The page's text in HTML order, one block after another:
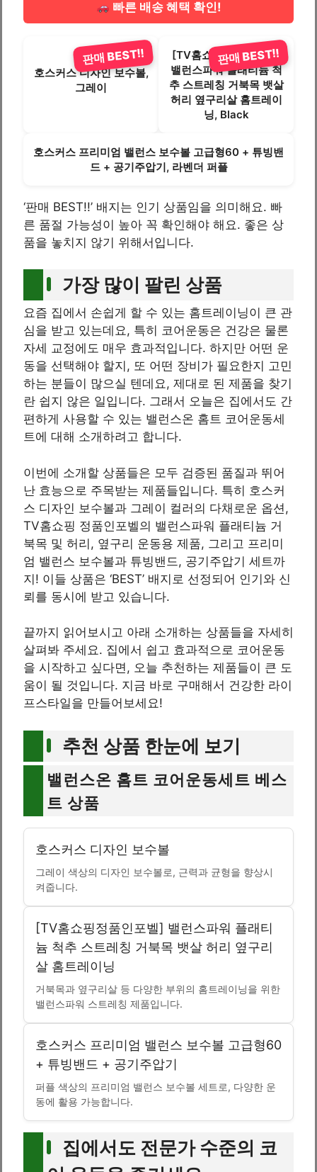
빠른 배송 혜택 확인!
호스커스 디자인 보수볼,
그레이
판매 BEST!!
[TV홈쇼핑정품인포벨]
밸런스파워 플래티늄 척
추 스트레칭 거북목 뱃살
허리 옆구리살 홈트레이
닝, Black
판매 BEST!!
호스커스 프리미엄 밸런스 보수볼 고급형60 + 튜빙밴
드 + 공기주압기, 라벤더 퍼플
‘판매 BEST!!’ 배지는 인기 상품임을 의미해요. 빠
른 품절 가능성이 높아 꼭 확인해야 해요. 좋은 상
품을 놓치지 않기 위해서입니다.
가장 많이 팔린 상품
요즘 집에서 손쉽게 할 수 있는 홈트레이닝이 큰 관
심을 받고 있는데요, 특히 코어운동은 건강은 물론
자세 교정에도 매우 효과적입니다. 하지만 어떤 운
동을 선택해야 할지, 또 어떤 장비가 필요한지 고민
하는 분들이 많으실 텐데요, 제대로 된 제품을 찾기
란 쉽지 않은 일입니다. 그래서 오늘은 집에서도 간
편하게 사용할 수 있는 밸런스온 홈트 코어운동세
트에 대해 소개하려고 합니다.
이번에 소개할 상품들은 모두 검증된 품질과 뛰어
난 효능으로 주목받는 제품들입니다. 특히 호스커
스 디자인 보수볼과 그레이 컬러의 다채로운 옵션,
TV홈쇼핑 정품인포벨의 밸런스파워 플래티늄 거
북목 및 허리, 옆구리 운동용 제품, 그리고 프리미
엄 밸런스 보수볼과 튜빙밴드, 공기주압기 세트까
지! 이들 상품은 ‘BEST’ 배지로 선정되어 인기와 신
뢰를 동시에 받고 있습니다.
끝까지 읽어보시고 아래 소개하는 상품들을 자세히
살펴봐 주세요. 집에서 쉽고 효과적으로 코어운동
을 시작하고 싶다면, 오늘 추천하는 제품들이 큰 도
움이 될 것입니다. 지금 바로 구매해서 건강한 라이
프스타일을 만들어보세요!
추천 상품 한눈에 보기
밸런스온 홈트 코어운동세트 베스
트 상품
호스커스 디자인 보수볼
그레이 색상의 디자인 보수볼로, 근력과 균형을 향상시
켜줍니다.
[TV홈쇼핑정품인포벨] 밸런스파워 플래티
늄 척추 스트레칭 거북목 뱃살 허리 옆구리
살 홈트레이닝
거북목과 옆구리살 등 다양한 부위의 홈트레이닝을 위한
밸런스파워 스트레칭 제품입니다.
호스커스 프리미엄 밸런스 보수볼 고급형60
+ 튜빙밴드 + 공기주압기
퍼플 색상의 프리미엄 밸런스 보수볼 세트로, 다양한 운
동에 활용 가능합니다.
집에서도 전문가 수준의 코